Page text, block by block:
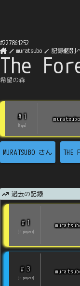
#227861252
muratsubo
記録個別
The
希望の森
# 1
? rps]
muratsubo
MURATSUBO さん THE
過去の記録
# 1
11 players
# 3
11 players